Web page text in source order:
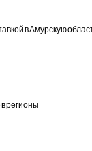
в Амурскую
регионы